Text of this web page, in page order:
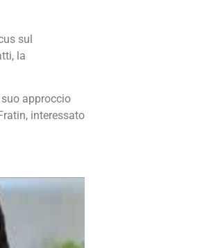
sul
la
approccio
interessato